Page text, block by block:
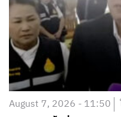
August 7, 2026 - 11:50